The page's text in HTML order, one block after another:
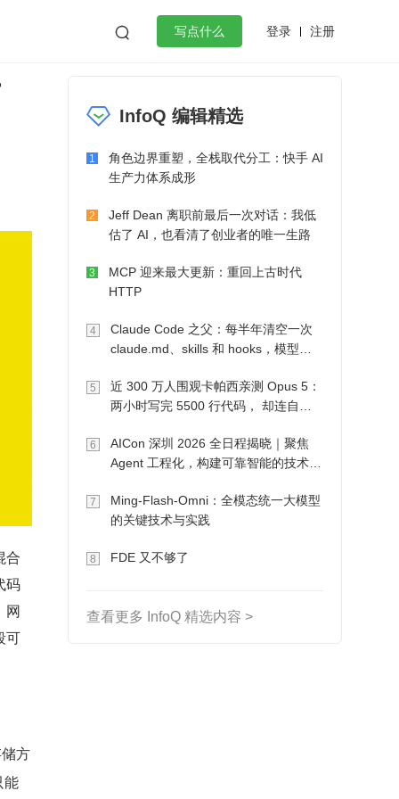
 写点什么 登录 注册
作
微服务架构 flutter
合
码
网
可
方
能
InfoQ 编辑精选
1
角色边界重塑，全栈取代分工：快手 AI
生产力体系成形
2
Jeff Dean 离职前最后一次对话：我低
估了 AI，也看清了创业者的唯一生路
3
MCP 迎来最大更新：重回上古时代
HTTP
4
Claude Code 之父：每半年清空一次
claude.md、skills 和 hooks，模型自
5
近 300 万人围观卡帕西亲测 Opus 5：
两小时写完 5500 行代码， 却连自己
6
AICon 深圳 2026 全日程揭晓｜聚焦
Agent 工程化，构建可靠智能的技术路
7
Ming-Flash-Omni：全模态统一大模型
的关键技术与实践
8 FDE 又不够了
查看更多 InfoQ 精选内容 >